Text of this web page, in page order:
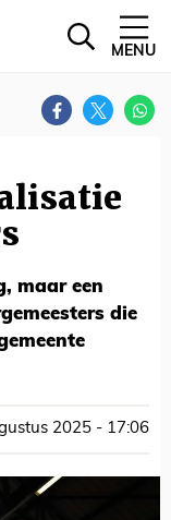
MENU
maar een
die
2025 - 17:06